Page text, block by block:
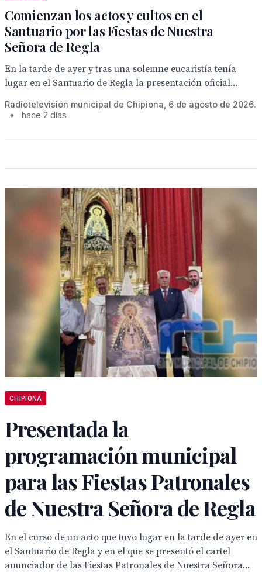
Comienzan los actos y cultos en el
Santuario por las Fiestas de Nuestra
Señora de Regla
En la tarde de ayer y tras una solemne eucaristía tenía
lugar en el Santuario de Regla la presentación oficial...
Radiotelevisión municipal de Chipiona, 6 de agosto de 2026.
•
hace 2 días
CHIPIONA
Presentada la
programación municipal
para las Fiestas Patronales
de Nuestra Señora de Regla
En el curso de un acto que tuvo lugar en la tarde de ayer en
el Santuario de Regla y en el que se presentó el cartel
anunciador de las Fiestas Patronales de Nuestra Señora...